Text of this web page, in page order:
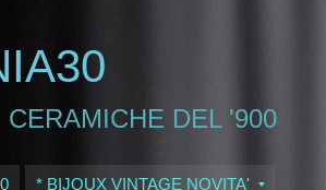
DEL '900
* BIJOUX VINTAGE NOVITA'